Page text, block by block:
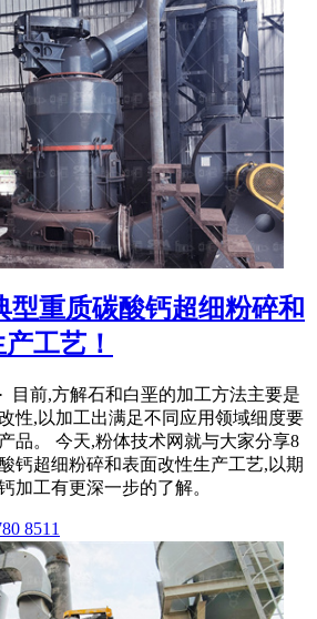
型重质碳酸钙超细粉碎和
工艺！
目前,方解石和白垩的加工方法主要是
性,以加工出满足不同应用领域细度要
品。 今天,粉体技术网就与大家分享8
钙超细粉碎和表面改性生产工艺,以期
加工有更深一步的了解。
8511